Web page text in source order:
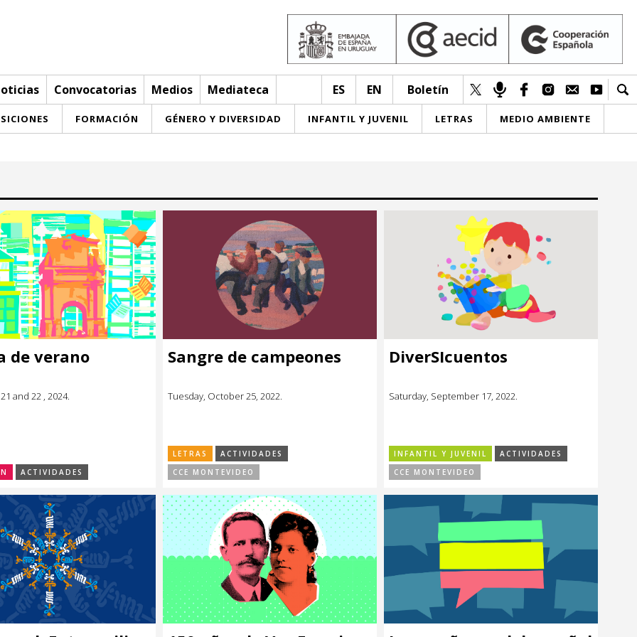
Convocatorias Medios Mediateca ES EN Boletín
FORMACIÓN GÉNERO Y DIVERSIDAD INFANTIL Y JUVENIL LETRAS MEDIO AMBIENTE
de verano
and 22 , 2024.
ACTIVIDADES
Sangre de campeones
Tuesday, October 25, 2022.
LETRAS
ACTIVIDADES
CCE MONTEVIDEO
DiverSIcuentos
Saturday, September 17, 2022.
INFANTIL Y JUVENIL
ACTIVIDADES
CCE MONTEVIDEO